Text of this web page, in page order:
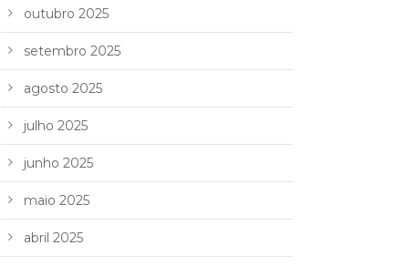
outubro 2025
setembro 2025
agosto 2025
julho 2025
junho 2025
maio 2025
abril 2025